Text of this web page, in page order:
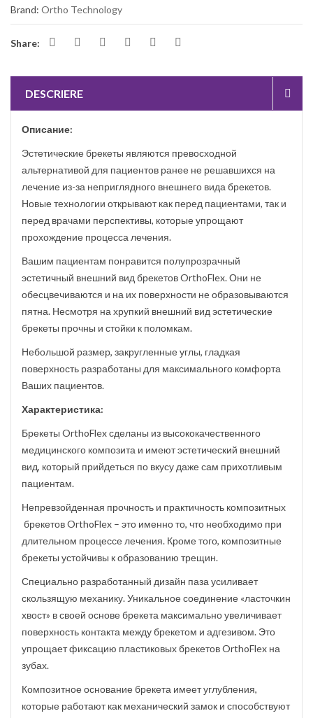
Brand: Ortho Technology
Share:
DESCRIERE
Описание:
Эстетические брекеты являются превосходной
альтернативой для пациентов ранее не решавшихся на
лечение из-за неприглядного внешнего вида брекетов.
Новые технологии открывают как перед пациентами, так и
перед врачами перспективы, которые упрощают
прохождение процесса лечения.
Вашим пациентам понравится полупрозрачный
эстетичный внешний вид брекетов OrthoFlex. Они не
обесцвечиваются и на их поверхности не образовываются
пятна. Несмотря на хрупкий внешний вид эстетические
брекеты прочны и стойки к поломкам.
Небольшой размер, закругленные углы, гладкая
поверхность разработаны для максимального комфорта
Ваших пациентов.
Характеристика:
Брекеты OrthoFlex сделаны из высококачественного
медицинского композита и имеют эстетический внешний
вид, который прийдеться по вкусу даже сам прихотливым
пациентам.
Непревзойденная прочность и практичность композитных
брекетов OrthoFlex – это именно то, что необходимо при
длительном процессе лечения. Кроме того, композитные
брекеты устойчивы к образованию трещин.
Специально разработанный дизайн паза усиливает
скользящую механику. Уникальное соединение «ласточкин
хвост» в своей основе брекета максимально увеличивает
поверхность контакта между брекетом и адгезивом. Это
упрощает фиксацию пластиковых брекетов OrthoFlex на
зубах.
Композитное основание брекета имеет углубления,
которые работают как механический замок и способствуют